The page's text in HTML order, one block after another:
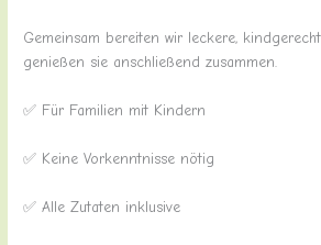
Gemeinsam bereiten wir leckere,
genießen sie anschließend zusammen.
✅ Für Familien mit Kindern
✅ Keine Vorkenntnisse nötig
✅ Alle Zutaten inklusive